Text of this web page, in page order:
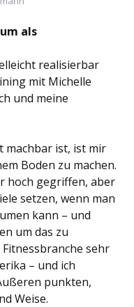
als
realisierbar
mit Michelle
und meine
machbar ist, ist mir
Boden zu machen.
hoch gegriffen, aber
setzen, wenn man
kann – und
um das zu
sehr
– und ich
punkten,
Weise.